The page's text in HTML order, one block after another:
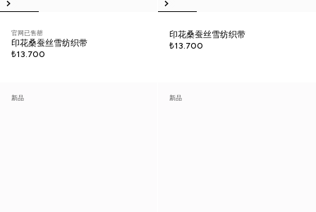
官网已售罄
印花桑蚕丝雪纺织带
₺13.700
印花桑蚕丝雪纺织带
₺13.700
新品 新品